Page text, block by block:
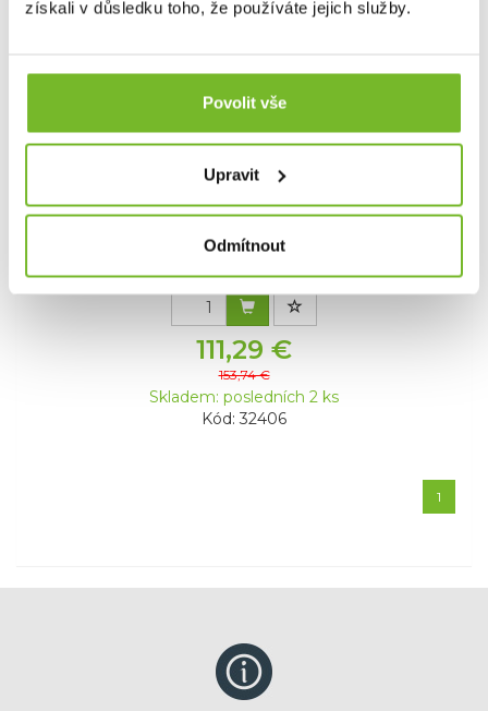
získali v důsledku toho, že používáte jejich služby.
Povolit vše
Upravit
Odmítnout
extrémně odol...
111,29 €
153,74 €
Skladem: posledních 2 ks
Kód: 32406
1